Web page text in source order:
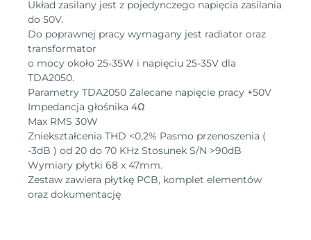
Układ zasilany jest z pojedynczego napięcia zasilania
do 50V.
Do poprawnej pracy wymagany jest radiator oraz
transformator
o mocy około 25-35W i napięciu 25-35V dla
TDA2050.
Parametry TDA2050 Zalecane napięcie pracy +50V
Impedancja głośnika 4Ω
Max RMS 30W
Zniekształcenia THD <0,2% Pasmo przenoszenia (
-3dB ) od 20 do 70 KHz Stosunek S/N >90dB
Wymiary płytki 68 x 47mm.
Zestaw zawiera płytkę PCB, komplet elementów
oraz dokumentację